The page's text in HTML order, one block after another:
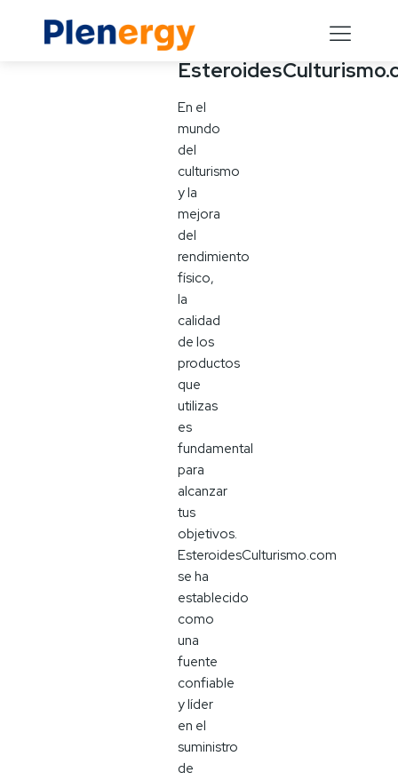
Introducción
a
En el
mundo
del
culturismo
y la
mejora
del
rendimiento
físico,
la
calidad
de los
productos
que
utilizas
es
fundamental
para
alcanzar
tus
objetivos.
EsteroidesCulturismo.com
se ha
establecido
como
una
fuente
confiable
y líder
en el
suministro
de